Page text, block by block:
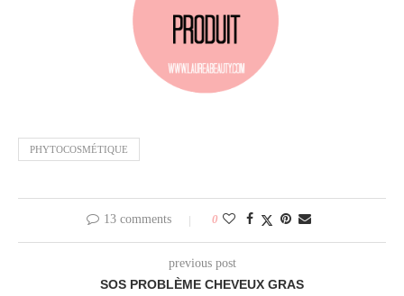
PHYTOCOSMÉTIQUE
13 comments 0
previous post
SOS PROBLÈME CHEVEUX GRAS